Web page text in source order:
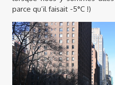
parce qu’il faisait -5°C !)